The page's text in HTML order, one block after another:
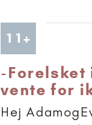
11+
-
vente for
Hej